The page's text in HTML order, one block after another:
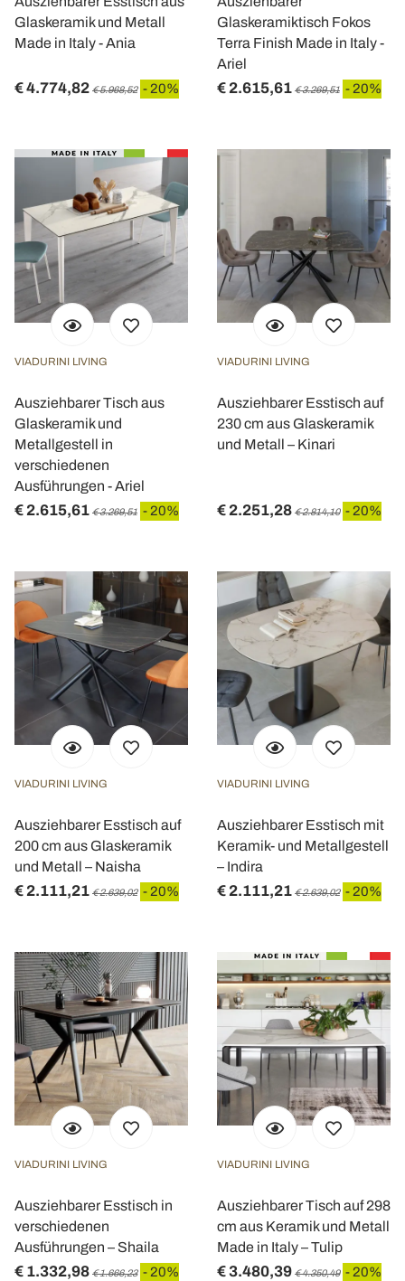
Glaskeramik und Metall
Made in Italy - Ania
€ 4.774,82 € 5.968,52 - 20%
Glaskeramiktisch Fokos
Terra Finish Made in Italy -
Ariel
€ 2.615,61 € 3.269,51 - 20%
VIADURINI LIVING
Ausziehbarer Tisch aus
Glaskeramik und
Metallgestell in
verschiedenen
Ausführungen - Ariel
€ 2.615,61 € 3.269,51 - 20%
VIADURINI LIVING
Ausziehbarer Esstisch auf
230 cm aus Glaskeramik
und Metall – Kinari
€ 2.251,28 € 2.814,10 - 20%
VIADURINI LIVING
Ausziehbarer Esstisch auf
200 cm aus Glaskeramik
und Metall – Naisha
€ 2.111,21 € 2.639,02 - 20%
VIADURINI LIVING
Ausziehbarer Esstisch mit
Keramik- und Metallgestell
– Indira
€ 2.111,21 € 2.639,02 - 20%
VIADURINI LIVING
Ausziehbarer Esstisch in
verschiedenen
Ausführungen – Shaila
€ 1.332,98 € 1.666,23 - 20%
VIADURINI LIVING
Ausziehbarer Tisch auf 298
cm aus Keramik und Metall
Made in Italy – Tulip
€ 3.480,39 € 4.350,49 - 20%